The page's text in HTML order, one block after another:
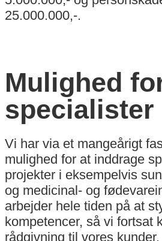
25.000.000,-.
Mulighed
specialister
Vi har via et mangeårigt
mulighed for at inddrage
projekter i eksempelvis
og medicinal- og
arbejder hele tiden på at
kompetencer, så vi fortsat
rådgivning til vores